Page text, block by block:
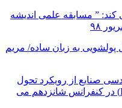
کند: ” مسابقه علمی اندیشه
به زبان ساده/ مریم
صنایع از رویکرد تحول
دیجیتال (Digital Transformation) در کنفرانس شانزدهم می